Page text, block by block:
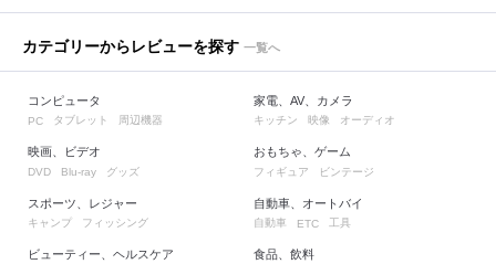
カテゴリーからレビューを探す 一覧へ
コンピュータ
PC タブレット 周辺機器
映画、ビデオ
DVD Blu-ray グッズ
スポーツ、レジャー
キャンプ フィッシング
ビューティー、ヘルスケア
家電、AV、カメラ
キッチン 映像 オーディオ
おもちゃ、ゲーム
フィギュア ビンテージ
自動車、オートバイ
自動車 ETC 工具
食品、飲料